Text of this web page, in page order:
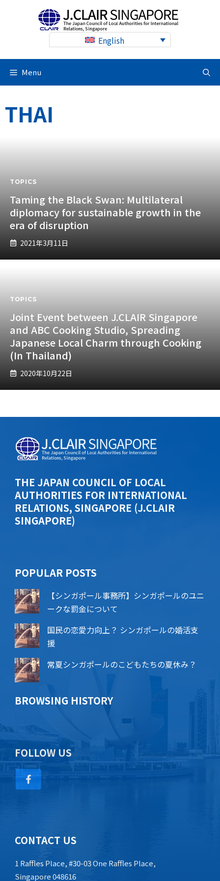
English
Menu
THAI
TOPICS
Taming the Black Swan: Multilateral
diplomacy for sustainable growth in the
era of disruption
2021年3月11日
TOPICS
Joint Event between J.CLAIR Singapore
and ABC Cooking Studio, Spreading
Japanese Local Charm through Cooking
(In Thailand)
2020年10月22日
THE JAPAN COUNCIL OF LOCAL
AUTHORITIES FOR INTERNATIONAL
RELATIONS, SINGAPORE (J.CLAIR
SINGAPORE)
POPU​​LAR POSTS
【シンガポール事務所】シンガポールのユニ
ークな罰金について
国民の恋愛力向上？ シンガポールの婚活支
援
常夏シンガポールのこどもたちの夏休み？
BROWSING HISTORY
FOLLOW US
CONTACT US
1 Raffles Place, #30-03 One Raffles Place,
Singapore 048616